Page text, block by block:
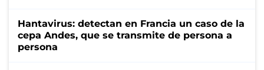
Hantavirus: detectan en Francia un caso de la
cepa Andes, que se transmite de persona a
persona